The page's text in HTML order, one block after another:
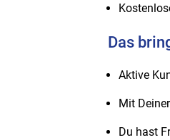
Das
Aktive
Mit
Du hast